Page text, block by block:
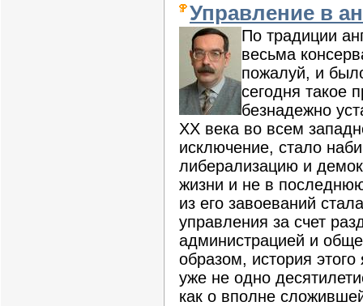
Управление в
По традиции
весьма
пожалуй, и
сегодня такое
безнадежно
ХХ века во всем
исключение, стало
либерализацию и
жизни и не в
из его завоеваний
управления за счет
администрацией и
образом, история
уже не одно
как о вполне